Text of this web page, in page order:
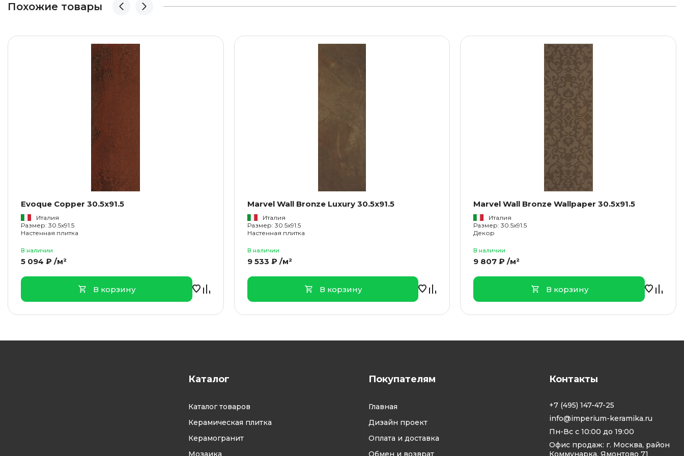
Похожие товары
Evoque Copper 30.5x91.5
Италия
Размер: 30.5x91.5
Настенная плитка
В наличии
5 094 ₽ /м²
В корзину
Marvel Wall Bronze Luxury 30.5x91.5
Италия
Размер: 30.5x91.5
Настенная плитка
В наличии
9 533 ₽ /м²
В корзину
Marvel Wall Bronze Wallpaper 30.5x91.5
Италия
Размер: 30.5x91.5
Декор
В наличии
9 807 ₽ /м²
В корзину
Каталог
Каталог товаров
Керамическая плитка
Керамогранит
Мозаика
Покупателям
Главная
Дизайн проект
Оплата и доставка
Обмен и возврат
Контакты
+7 (495) 147-47-25
info@imperium-keramika.ru
Пн-Вс с 10:00 до 19:00
Офис продаж: г. Москва, район
Коммунарка, Ямонтово 71